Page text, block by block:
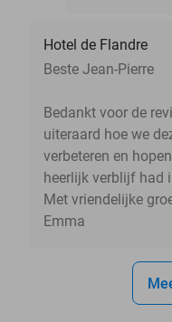
Hotel de Flandre
Beste Jean-Pierre
Bedankt voor de
uiteraard hoe we
verbeteren en
heerlijk verblijf had
Met vriendelijke
Emma